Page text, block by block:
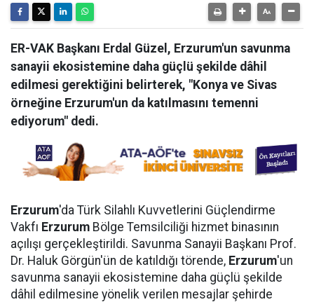
ER-VAK Başkanı Erdal Güzel, Erzurum'un savunma
sanayii ekosistemine daha güçlü şekilde dâhil
edilmesi gerektiğini belirterek, "Konya ve Sivas
örneğine Erzurum'un da katılmasını temenni
ediyorum" dedi.
Erzurum'da Türk Silahlı Kuvvetlerini Güçlendirme
Vakfı Erzurum Bölge Temsilciliği hizmet binasının
açılışı gerçekleştirildi. Savunma Sanayii Başkanı Prof.
Dr. Haluk Görgün'ün de katıldığı törende, Erzurum'un
savunma sanayii ekosistemine daha güçlü şekilde
dâhil edilmesine yönelik verilen mesajlar şehirde